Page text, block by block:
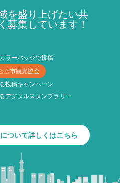
を盛り上げたい共
募集しています！
ラーバッジで投稿
市観光協会
投稿キャンペーン
デジタルスタンプラリー
ついて詳しくはこちら